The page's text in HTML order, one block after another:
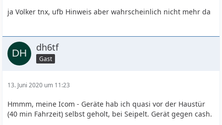
ja Volker tnx, ufb Hinweis aber wahrscheinlich nicht mehr da
dh6tf
Gast
13. Juni 2020 um 11:23
Hmmm, meine Icom - Geräte hab ich quasi vor der Haustür
(40 min Fahrzeit) selbst geholt, bei Seipelt. Gerät gegen cash.